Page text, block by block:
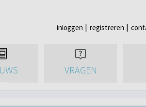
inloggen registreren
VRAGEN